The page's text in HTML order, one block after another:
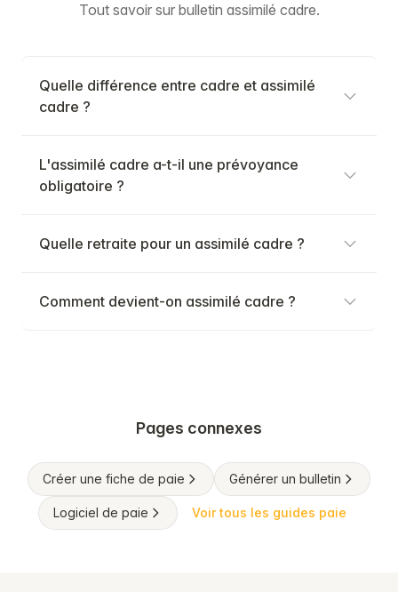
Tout savoir sur bulletin assimilé cadre.
Quelle différence entre cadre et assimilé
cadre ?
L'assimilé cadre a-t-il une prévoyance
obligatoire ?
Quelle retraite pour un assimilé cadre ?
Comment devient-on assimilé cadre ?
Pages connexes
Créer une fiche de paie Générer un bulletin
Logiciel de paie Voir tous les guides paie